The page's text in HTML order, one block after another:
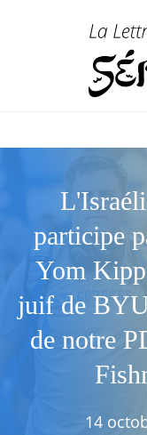
participe
Yom
juif de
de notre
14